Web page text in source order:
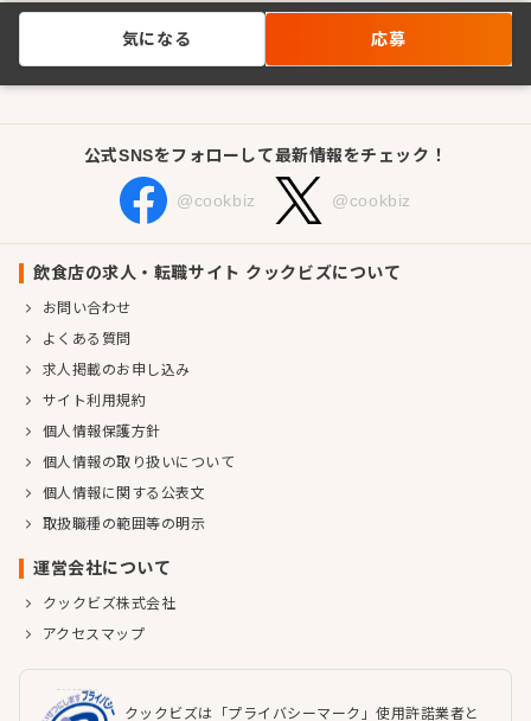
気になる 応募
公式SNSをフォローして最新情報をチェック！
@cookbiz @cookbiz
飲食店の求人・転職サイト クックビズについて
お問い合わせ
よくある質問
求人掲載のお申し込み
サイト利用規約
個人情報保護方針
個人情報の取り扱いについて
個人情報に関する公表文
取扱職種の範囲等の明示
運営会社について
クックビズ株式会社
アクセスマップ
クックビズは「プライバシーマーク」使用許諾業者と